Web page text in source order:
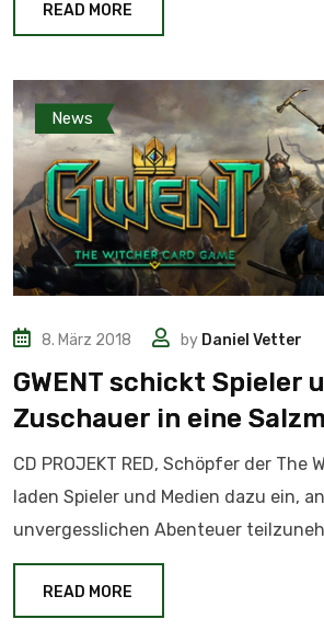
READ MORE
News
8. März 2018 by Daniel Vetter
GWENT schickt Spieler
Zuschauer in eine
CD PROJEKT RED, Schöpfer der The
laden Spieler und Medien dazu ein,
unvergesslichen Abenteuer
READ MORE